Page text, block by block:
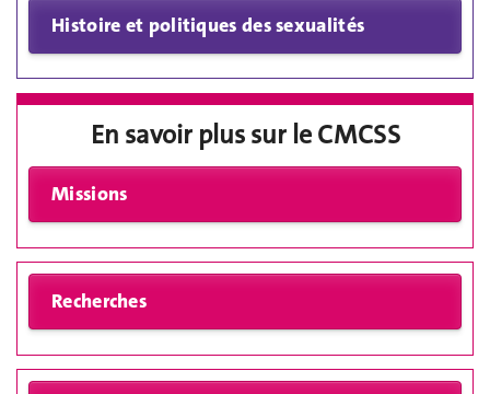
En savoir plus sur le CMCSS